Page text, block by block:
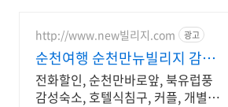
http://www.new빌리지.com 광고
순천여행 순천만뉴빌리지 감성
가득디자인, 프라이빗숙소
전화할인, 순천만바로앞, 북유럽풍
감성숙소, 호텔식침구, 커플, 개별테